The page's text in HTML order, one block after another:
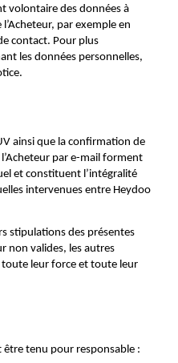
volontaire des données à
par exemple en
contact. Pour plus
les données personnelles,
ainsi que la confirmation de
par e-mail forment
et constituent l’intégralité
intervenues entre Heydoo
stipulations des présentes
non valides, les autres
leur force et toute leur
être tenu pour responsable :